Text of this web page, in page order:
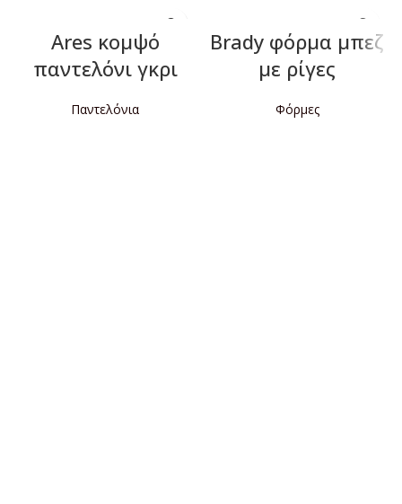
Ares κομψό
παντελόνι γκρι
Παντελόνια
Brady φόρμα μπεζ
με ρίγες
Φόρμες